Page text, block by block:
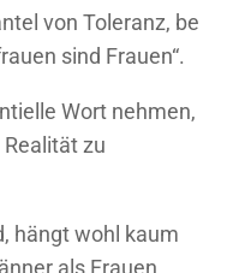
von Toleranz, be
sind Frauen“.
Wort nehmen,
zu
hängt wohl kaum
als Frauen